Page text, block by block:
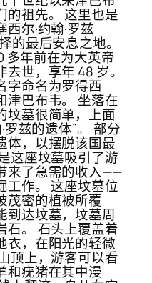
的祖先。 这里也是
尔·约翰·罗兹
的最后安息之地。
多年前在为大英帝
世，享年 48 岁。
字命名为罗得西
津巴布韦。 坐落在
坟墓很简单，上面
罗兹的遗体”。 部分
体，以摆脱该国最
这座坟墓吸引了游
来了急需的收入——
工作。 这座坟墓位
茂密的植被所覆
到达坟墓，坟墓周
石。 石头上覆盖着
衣，在阳光的轻微
顶上，游客可以看
和疣猪在其中漫